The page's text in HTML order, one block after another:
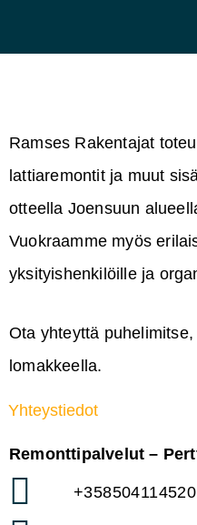
Ramses Rakentajat
lattiaremontit ja muut
otteella Joensuun
Vuokraamme myös
yksityishenkilöille ja
Ota yhteyttä
lomakkeella.
Yhteystiedot
Remonttipalvelut –
+358504114520